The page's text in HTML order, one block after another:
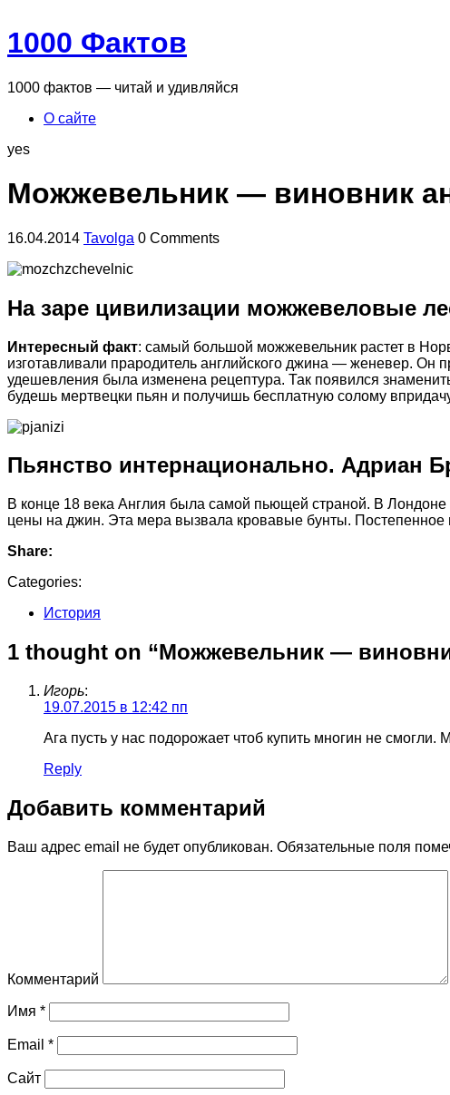
1000 Фактов
1000 фактов — читай и удивляйся
О сайте
yes
Можжевельник — виновник
16.04.2014 Tavolga 0 Comments
На заре цивилизации можжевеловые
Интересный факт: самый большой можжевельник растет в
изготавливали прародитель английского джина — женевер. Он
удешевления была изменена рецептура. Так появился
будешь мертвецки пьян и получишь бесплатную солому
Пьянство интернационально. Адриан
В конце 18 века Англия была самой пьющей страной. В
цены на джин. Эта мера вызвала кровавые бунты.
Share:
Categories:
История
1 thought on “Можжевельник —
Игорь:
19.07.2015 в 12:42 пп
Ага пусть у нас подорожает чтоб купить многин не
Reply
Добавить комментарий
Ваш адрес email не будет опубликован. Обязательные поля
Комментарий
Имя *
Email *
Сайт